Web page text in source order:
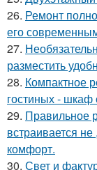
26. Ремонт
его
27.
разместить
28. Компактное
гостиных - шкаф
29. Правильное
встраивается
комфорт.
30. Свет и